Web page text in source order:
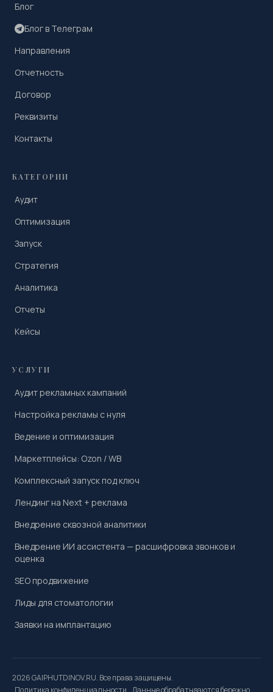
Блог
Блог в Телеграм
Направления
Отчетность
Договор
Реквизиты
Контакты
КАТЕГОРИИ
Аудит
Оптимизация
Запуск
Стратегия
Аналитика
Отчеты
Кейсы
УСЛУГИ
Аудит рекламных кампаний
Настройка рекламы с нуля
Ведение и оптимизация
Маркетплейсы: Ozon / WB
Комплексный запуск под ключ
Лендинг на Next + реклама
Внедрение сквозной аналитики
Внедрение ИИ ассистента — расшифровка звонков и
оценка
SEO продвижение
Лиды для стоматологии
Заявки на имплантацию
2026 GAIPHUTDINOV.RU. Все права защищены.
Политика конфиденциальности
. Данные обрабатываются бережно.